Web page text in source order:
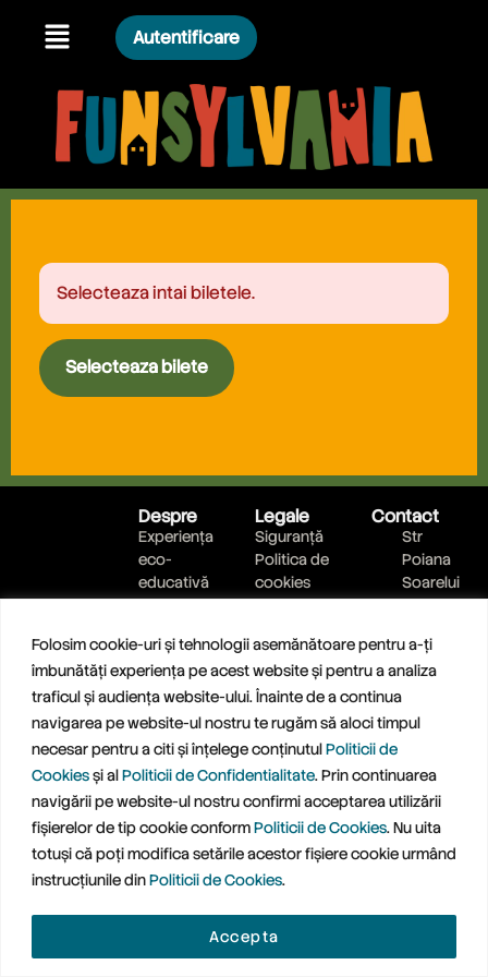
Folosim cookie-uri și tehnologii asemănătoare pentru a-ți
îmbunătăți experiența pe acest website și pentru a analiza
traficul și audiența website-ului. Înainte de a continua
navigarea pe website-ul nostru te rugăm să aloci timpul
necesar pentru a citi și înțelege conținutulPoliticii de
Cookiesși alPoliticii de Confidentialitate. Prin continuarea
navigării pe website-ul nostru confirmi acceptarea utilizării
fișierelor de tip cookie conformPoliticii de Cookies. Nu uita
totuși că poți modifica setările acestor fișiere cookie urmând
instrucțiunile dinPoliticii de Cookies.
Accepta
Autentificare
Selecteaza intai biletele.
Selecteaza bilete
Despre
Experiența
eco-
educativă
Bilete
vizita
Ateliere
Legale
Siguranță
Politica de
cookies
Politica de
Contact
Str
Poiana
Soarelui
nr 17,
Brasov,
jud
Brasov
0799
Scrie-ne
un mesaj